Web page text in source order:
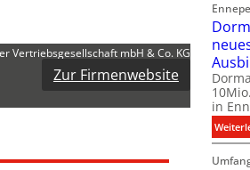
Vertriebsgesellschaft mbH & Co. KG
Zur Firmenwebsite
in